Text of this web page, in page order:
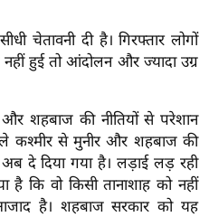
चेतावनी दी है। गिरफ्तार लोगों
हुई तो आंदोलन और ज्यादा उग्र
और शहबाज की नीतियों से परेशान
कश्मीर से मुनीर और शहबाज की
दे दिया गया है। लड़ाई लड़ रही
कि वो किसी तानाशाह को नहीं
है। शहबाज सरकार को यह